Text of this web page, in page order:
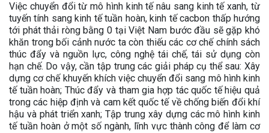
Việc chuyển đổi từ mô hình kinh tế nâu sang kinh tế xanh, từ
tuyến tính sang kinh tế tuần hoàn, kinh tế cacbon thấp hướng
tới phát thải ròng bằng 0 tại Việt Nam bước đầu sẽ gặp khó
khăn trong bối cảnh nước ta còn thiếu các cơ chế chính sách
thúc đẩy và nguồn lực, công nghệ tái chế, tái sử dụng còn
hạn chế. Do vậy, cần tập trung các giải pháp cụ thể sau: Xây
dựng cơ chế khuyến khích việc chuyển đổi sang mô hình kinh
tế tuần hoàn; Thúc đẩy và tham gia hợp tác quốc tế hiệu quả
trong các hiệp định và cam kết quốc tế về chống biến đổi khí
hậu và phát triển xanh; Tập trung xây dựng các mô hình kinh
tế tuần hoàn ở một số ngành, lĩnh vực thành công để làm cơ